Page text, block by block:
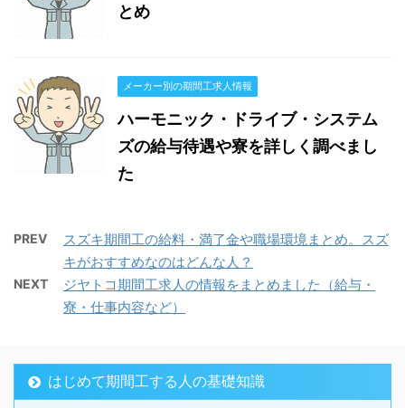
とめ
メーカー別の期間工求人情報
ハーモニック・ドライブ・システム
ズの給与待遇や寮を詳しく調べまし
た
PREV
スズキ期間工の給料・満了金や職場環境まとめ。スズ
キがおすすめなのはどんな人？
NEXT
ジヤトコ期間工求人の情報をまとめました（給与・
寮・仕事内容など）
はじめて期間工する人の基礎知識